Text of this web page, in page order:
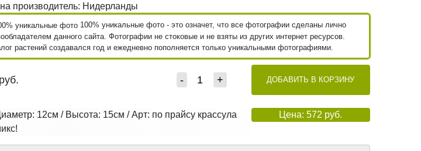
производитель: Нидерланды
100% уникальные фото - это означет, что все фотографии сделаны лично
данного сайта. Фотографии не стоковые и не взяты из других интернет ресурсов.
растений создавался год и ежедневно пополняется только уникальными фотографиями.
руб. - + ДОБАВИТЬ В КОРЗИНУ
12см / Высота: 15см / Арт: по прайсу крассула
Цена: 572 руб.